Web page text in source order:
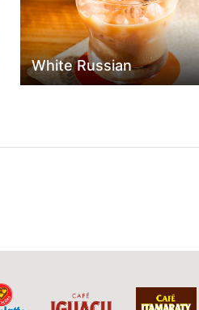
White Russian